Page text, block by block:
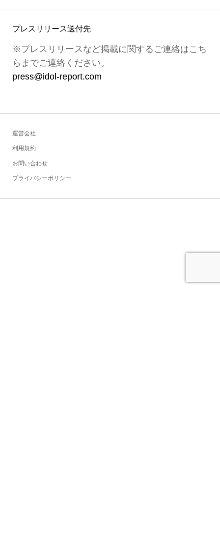
プレスリリース送付先
※プレスリリースなど掲載に関するご連絡はこち
らまでご連絡ください。
press@idol-report.com
運営会社
利用規約
お問い合わせ
プライバシーポリシー